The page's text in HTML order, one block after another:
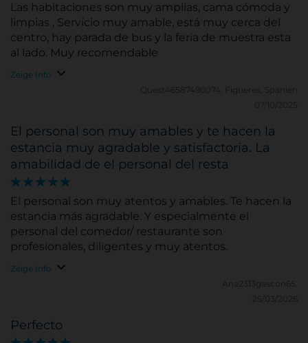
El personal son muy amables y te hacen la
estancia muy agradable y satisfactoria. La
amabilidad de el personal del resta
El personal son muy atentos y amables. Te hacen la
estancia más agradable. Y especialmente el
personal del comedor/ restaurante son
profesionales, diligentes y muy atentos.
Zeige Info
Perfecto
Las habitaciones son muy amplias, cama cómoda y
limpias , Servicio muy amable, está muy cerca del
centro, hay parada de bus y la feria de muestra esta
al lado. Muy recomendable
Zeige Info